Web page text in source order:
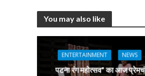
p
p
You may also like
ENTERTAINMENT NEWS
पटना रंग महोत्सव” का आज